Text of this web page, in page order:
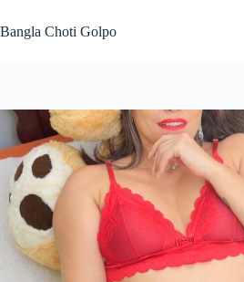
to
content
Bangla Choti Golpo